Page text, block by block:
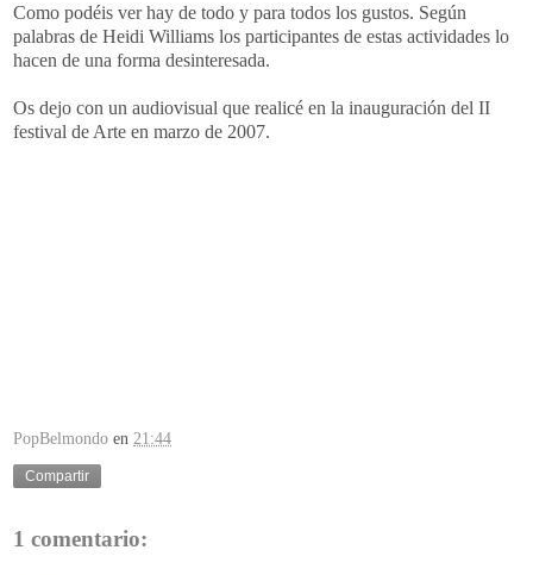
Como podéis ver hay de todo y para todos los gustos. Según
palabras de Heidi Williams los participantes de estas actividades lo
hacen de una forma desinteresada.
Os dejo con un audiovisual que realicé en la inauguración del II
festival de Arte en marzo de 2007.
PopBelmondo en 21:44
Compartir
1 comentario: